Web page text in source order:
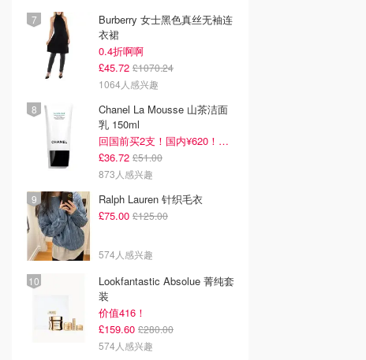
Burberry 女士黑色真丝无袖连
衣裙
0.4折啊啊
£45.72 £1070.24
1064人感兴趣
Chanel La Mousse 山茶洁面
乳 150ml
回国前买2支！国内¥620！立省近一半！
£36.72 £51.00
873人感兴趣
Ralph Lauren 针织毛衣
£75.00 £125.00
574人感兴趣
Lookfantastic Absolue 菁纯套
装
价值416！
£159.60 £280.00
574人感兴趣